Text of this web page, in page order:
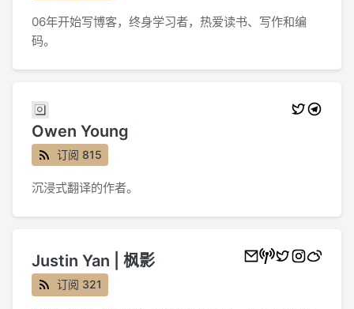
06年开始写博客，终身学习者，热爱读书、写作和编
码。
Owen Young
订阅 815
沉浸式翻译的作者。
Justin Yan | 枫影
订阅 321